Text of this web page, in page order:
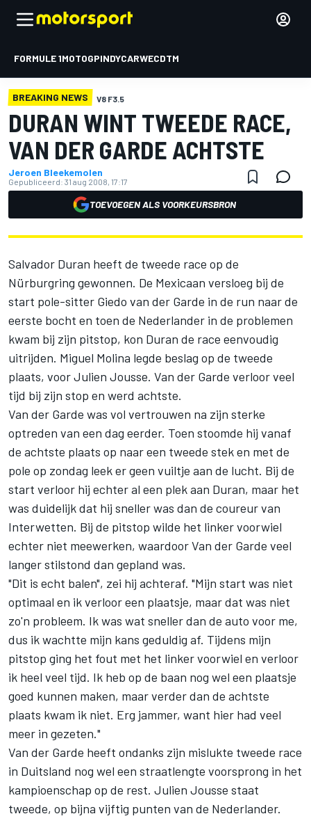
FORMULE 1MOTOGPINDYCARWECDTM
BREAKING NEWS V8 F3.5
DURAN WINT TWEEDE RACE,
VAN DER GARDE ACHTSTE
Jeroen Bleekemolen
Gepubliceerd: 31 aug 2008, 17:17
TOEVOEGEN ALS VOORKEURSBRON
Salvador Duran heeft de tweede race op de
Nürburgring gewonnen. De Mexicaan versloeg bij de
start pole-sitter Giedo van der Garde in de run naar de
eerste bocht en toen de Nederlander in de problemen
kwam bij zijn pitstop, kon Duran de race eenvoudig
uitrijden. Miguel Molina legde beslag op de tweede
plaats, voor Julien Jousse. Van der Garde verloor veel
tijd bij zijn stop en werd achtste.
Van der Garde was vol vertrouwen na zijn sterke
optreden van een dag eerder. Toen stoomde hij vanaf
de achtste plaats op naar een tweede stek en met de
pole op zondag leek er geen vuiltje aan de lucht. Bij de
start verloor hij echter al een plek aan Duran, maar het
was duidelijk dat hij sneller was dan de coureur van
Interwetten. Bij de pitstop wilde het linker voorwiel
echter niet meewerken, waardoor Van der Garde veel
langer stilstond dan gepland was.
"Dit is echt balen", zei hij achteraf. "Mijn start was niet
optimaal en ik verloor een plaatsje, maar dat was niet
zo'n probleem. Ik was wat sneller dan de auto voor me,
dus ik wachtte mijn kans geduldig af. Tijdens mijn
pitstop ging het fout met het linker voorwiel en verloor
ik heel veel tijd. Ik heb op de baan nog wel een plaatsje
goed kunnen maken, maar verder dan de achtste
plaats kwam ik niet. Erg jammer, want hier had veel
meer in gezeten."
Van der Garde heeft ondanks zijn mislukte tweede race
in Duitsland nog wel een straatlengte voorsprong in het
kampioenschap op de rest. Julien Jousse staat
tweede, op bijna vijftig punten van de Nederlander.